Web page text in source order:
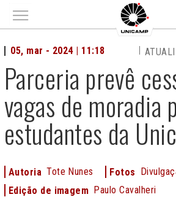
Main menu
Parceria prevê
vagas de moradia
estudantes da
05, mar - 2024 | 11:18
Autoria Tote Nunes Fotos
Edição de imagem Paulo Cavalheri